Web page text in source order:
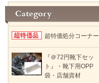
超特価処分コーナー
『＠72円靴下セッ
ト』・靴下用OPP
袋・店舗資材